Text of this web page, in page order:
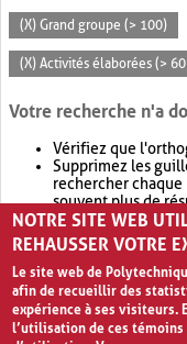
(X) Grand groupe (> 100)
(X) Activités élaborées (>
Votre recherche n'a
Vérifiez que
Supprimez les
rechercher
souvent plus de
Envisagez
retournera
NOTRE SITE WEB
REHAUSSER VOTRE
Le site web de
afin de recueillir des
expérience à ses visiteurs.
l’utilisation de ces